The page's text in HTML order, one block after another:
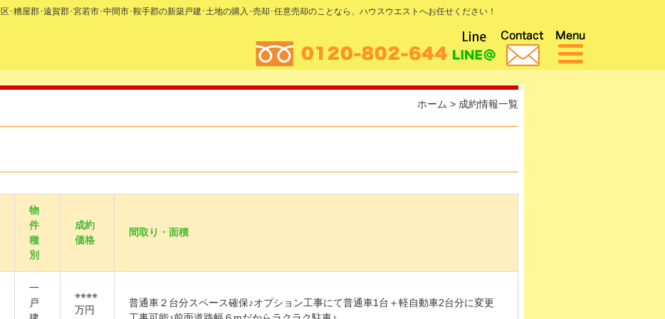
･糟屋郡･遠賀郡･宮若市･中間市･鞍手郡の新築戸建･土地の購入･売却･任意売却のことなら、ハウスウエストへお任せください！
ホーム > 成約情報一覧
物
件
種
別
成約
価格
間取り・面積
一
戸
※※※※
万円
普通車２台分スペース確保♪オプション工事にて普通車1台＋軽自動車2台分に変更